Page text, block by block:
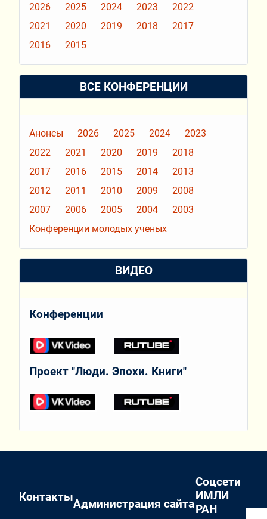
2026 2025 2024 2023
2022
2021
2020 2019 2018
2017
2016
2015
ВСЕ КОНФЕРЕНЦИИ
Анонсы 2026 2025 2024
2023
2022
2021 2020 2019
2018
2017
2016 2015 2014
2013
2012
2011 2010 2009
2008
2007
2006 2005 2004
2003
Конференции молодых ученых
ВИДЕО
Конференции
Проект "Люди. Эпохи. Книги"
Контакты
Администрация сайта
Соцсети
ИМЛИ
РАН